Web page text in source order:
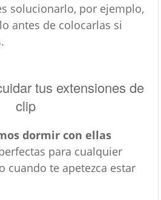
solucionarlo, por ejemplo,
antes de colocarlas si
tus extensiones de
clip
dormir con ellas
para cualquier
cuando te apetezca estar